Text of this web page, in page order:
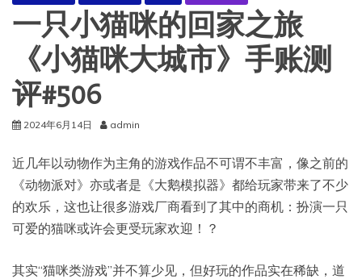
一只小猫咪的回家之旅
《小猫咪大城市》手账测
评#506
2024年6月14日 admin
近几年以动物作为主角的游戏作品不可谓不丰富，像之前的
《动物派对》亦或者是《大鹅模拟器》都给玩家带来了不少
的欢乐，这也让很多游戏厂商看到了其中的商机：扮演一只
可爱的猫咪或许会更受玩家欢迎！？
其实“猫咪类游戏”并不算少见，但好玩的作品实在稀缺，道